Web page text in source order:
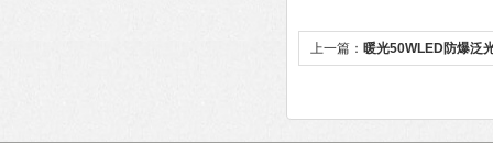
上一篇： 暖光50WLED防爆泛